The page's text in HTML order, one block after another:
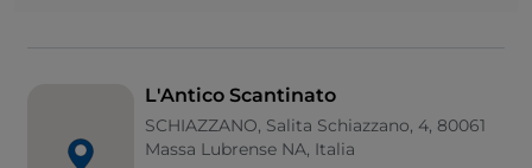
L'Antico Scantinato
SCHIAZZANO, Salita Schiazzano, 4, 80061
Massa Lubrense NA, Italia